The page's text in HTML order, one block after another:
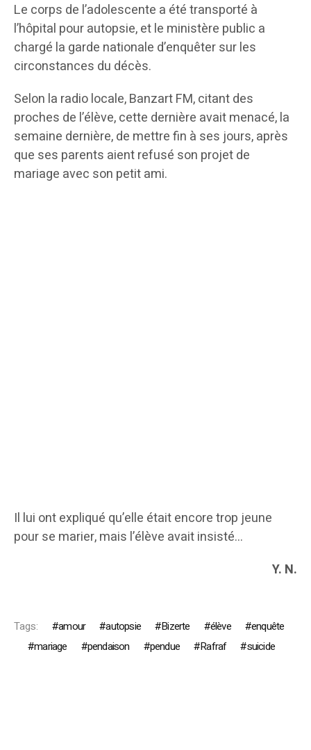
Le corps de l’adolescente a été transporté à
l’hôpital pour autopsie, et le ministère public a
chargé la garde nationale d’enquêter sur les
circonstances du décès.
Selon la radio locale, Banzart FM, citant des
proches de l’élève, cette dernière avait menacé, la
semaine dernière, de mettre fin à ses jours, après
que ses parents aient refusé son projet de
mariage avec son petit ami.
Il lui ont expliqué qu’elle était encore trop jeune
pour se marier, mais l’élève avait insisté…
Y. N.
Tags: amour autopsie Bizerte élève
enquête
mariage
pendaison pendue Rafraf suicide